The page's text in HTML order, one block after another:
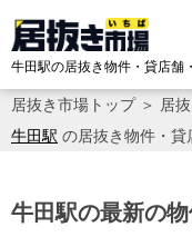
牛田駅の居抜き物件・貸店舗
居抜き市場トップ＞ 居
牛田駅 の居抜き物件・
牛田駅の最新の物